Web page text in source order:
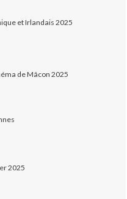
et Irlandais 2025
de Mâcon 2025
2025